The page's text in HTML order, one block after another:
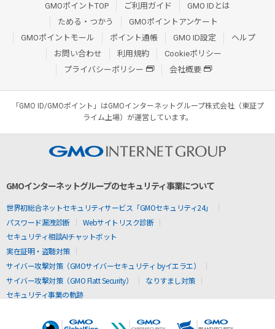
GMOポイントTOP ご利用ガイド
GMO IDとは
ためる・つかう
GMOポイントアンケート
GMOポイントモール
ポイント通帳 GMO ID設定
ヘルプ
お問い合わせ
利用規約
Cookieポリシー
プライバシーポリシー
会社概要
「GMO ID/GMOポイント」はGMOインターネットグループ株式会社（東証プ
ライム上場）が運営しています。
GMOインターネットグループのセキュリティ事業について
世界初総合ネットセキュリティサービス「GMOセキュリティ24」
パスワード漏洩診断
Webサイトリスク診断
セキュリティ相談AIチャットボット
実在証明・盗聴対策
サイバー攻撃対策（GMOサイバーセキュリティ byイエラエ）
サイバー攻撃対策（GMO Flatt Security）
なりすまし対策
セキュリティ事業の軌跡